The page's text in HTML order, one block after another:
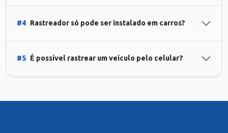
#4 Rastreador só pode ser instalado em carros?
#5 É possível rastrear um veículo pelo celular?